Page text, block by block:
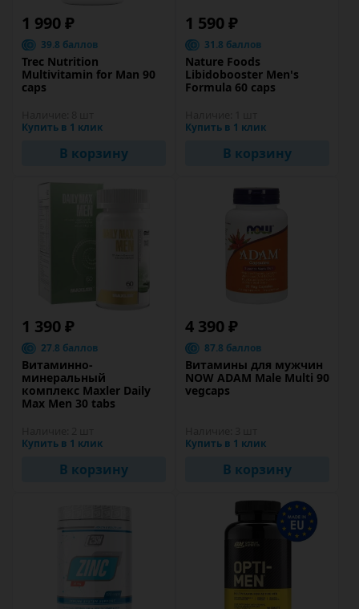
1 990 ₽
39.8 баллов
Trec Nutrition
Multivitamin for Man 90
caps
Купить в 1 клик
В корзину
1 590 ₽
31.8 баллов
Nature Foods
Libidobooster Men's
Formula 60 caps
Купить в 1 клик
В корзину
1 390 ₽
27.8 баллов
Витаминно-
минеральный
комплекс Maxler Daily
Max Men 30 tabs
Купить в 1 клик
В корзину
4 390 ₽
87.8 баллов
Витамины для мужчин
NOW ADAM Male Multi 90
vegcaps
Купить в 1 клик
В корзину